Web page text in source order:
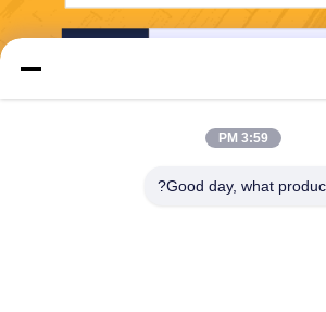
3:59 PM
Good day, what